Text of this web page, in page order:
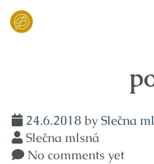
Skip
24.6.2018bySlečna
Slečna mlsná
No comments yet